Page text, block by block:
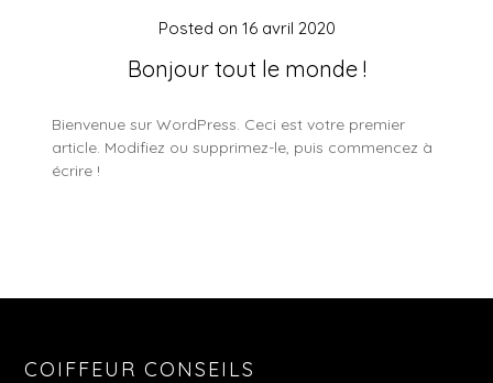
Bonjour tout le monde !
Posted on 16 avril 2020
Bienvenue sur WordPress. Ceci est votre premier
article. Modifiez ou supprimez-le, puis commencez à
écrire !
COIFFEUR CONSEILS